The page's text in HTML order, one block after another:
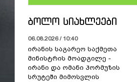
ᲑᲝᲚᲝ ᲡᲘᲐᲮᲚᲔᲔᲑᲘ
06.08.2026 / 10:40
ირანის საგარეო საქმეთა
მინისტრის მოადგილე -
ირანი და ომანი ჰორმუზის
სრუტეში მიმოსვლის